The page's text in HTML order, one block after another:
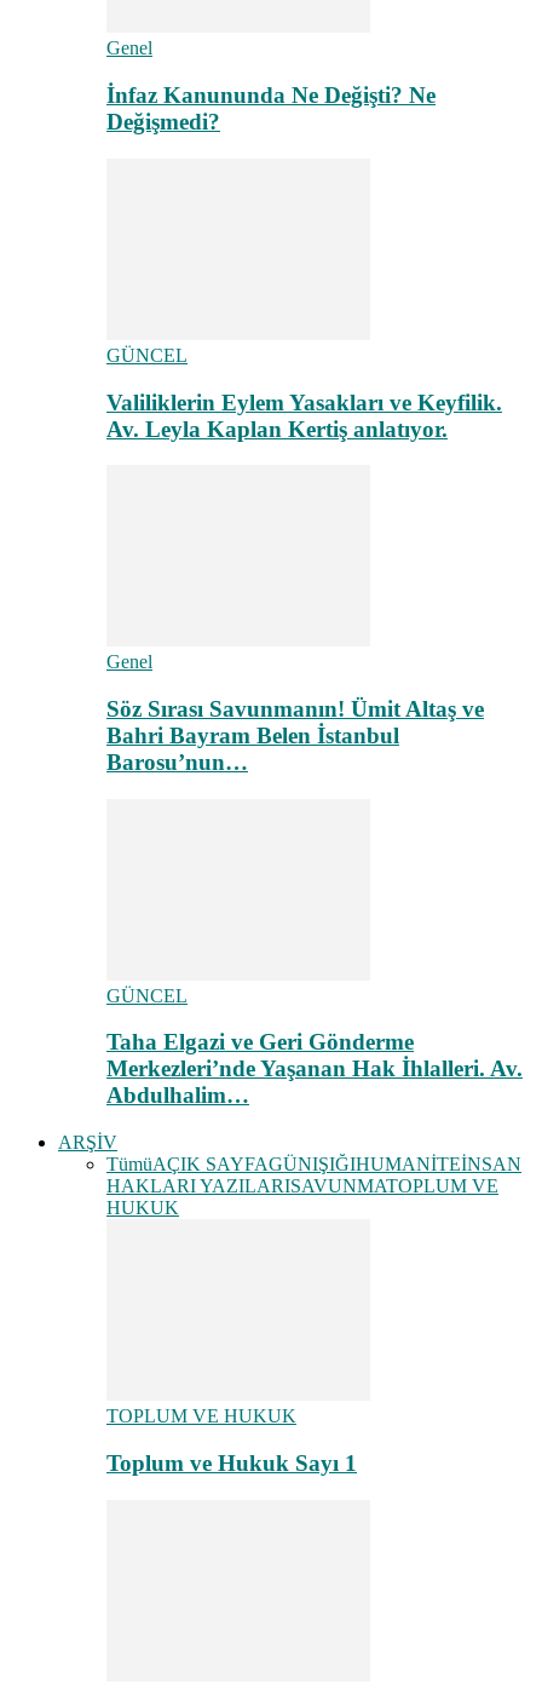
Genel
İnfaz Kanununda Ne Değişti? Ne
Değişmedi?
GÜNCEL
Valiliklerin Eylem Yasakları ve Keyfilik.
Av. Leyla Kaplan Kertiş anlatıyor.
Genel
Söz Sırası Savunmanın! Ümit Altaş ve
Bahri Bayram Belen İstanbul
Barosu’nun…
GÜNCEL
Taha Elgazi ve Geri Gönderme
Merkezleri’nde Yaşanan Hak İhlalleri. Av.
Abdulhalim…
ARŞİV
TümüAÇIK SAYFAGÜNIŞIĞIHUMANİTEİNSAN
HAKLARI YAZILARISAVUNMATOPLUM VE
HUKUK
TOPLUM VE HUKUK
Toplum ve Hukuk Sayı 1